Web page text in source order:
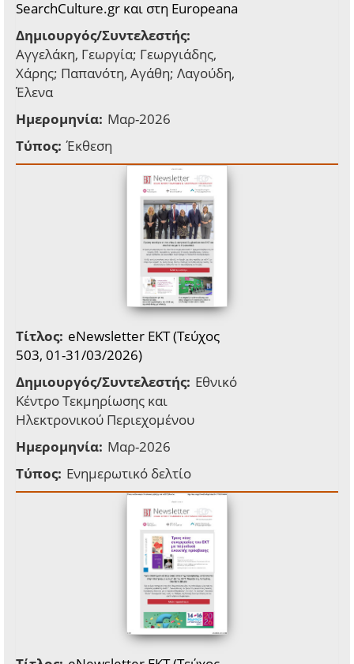
SearchCulture.gr και στη Europeana
Δημιουργός/Συντελεστής:
Αγγελάκη, Γεωργία; Γεωργιάδης,
Χάρης; Παπανότη, Αγάθη; Λαγούδη,
Έλενα
Ημερομηνία: Μαρ-2026
Τύπος: Έκθεση
Τίτλος: eNewsletter EKT (Τεύχος
503, 01-31/03/2026)
Δημιουργός/Συντελεστής: Εθνικό
Κέντρο Τεκμηρίωσης και
Ηλεκτρονικού Περιεχομένου
Ημερομηνία: Μαρ-2026
Τύπος: Ενημερωτικό δελτίο